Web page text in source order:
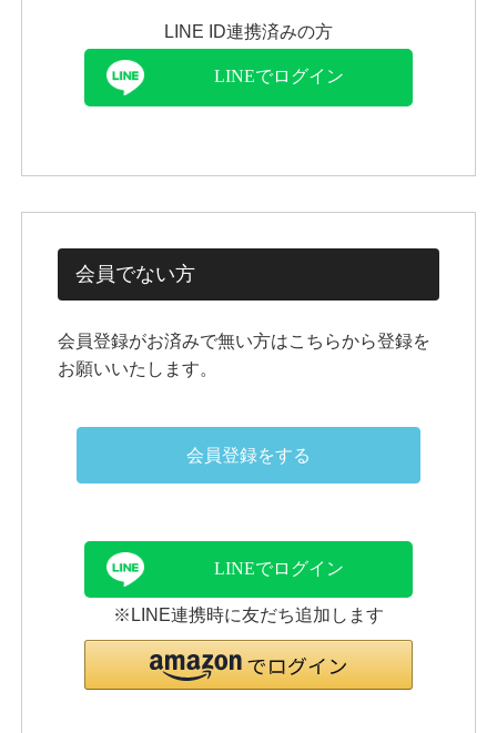
LINE ID連携済みの方
LINEでログイン
会員でない方
会員登録がお済みで無い方はこちらから登録を
お願いいたします。
会員登録をする
LINEでログイン
※LINE連携時に友だち追加します